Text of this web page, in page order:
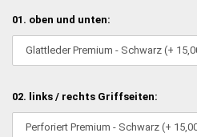
01. oben und unten:
02. links / rechts Griffseiten: